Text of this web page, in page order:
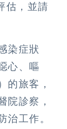
估，並請
染症狀
心、嘔
的旅客，
院診察，
治工作。